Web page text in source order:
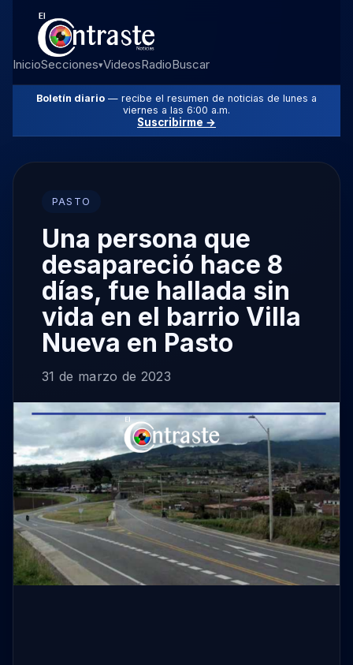
InicioSecciones▾VideosRadioBuscar
Boletín diario — recibe el resumen de noticias de lunes a
viernes a las 6:00 a.m.
Suscribirme →
PASTO
Una persona que
desapareció hace 8
días, fue hallada sin
vida en el barrio Villa
Nueva en Pasto
31 de marzo de 2023